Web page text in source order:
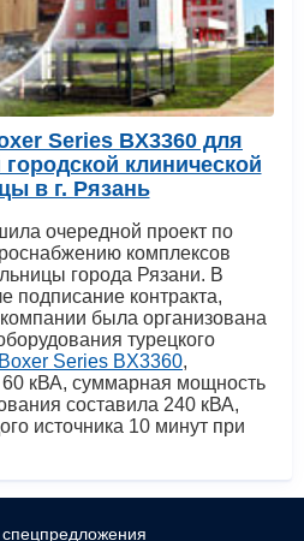
Series BX3360 для
клинической
в г. Рязань
очередной проект по
комплексов
города Рязани. В
подписание контракта,
была организована
турецкого
Series BX3360,
кВА, суммарная мощность
составила 240 кВА,
источника 10 минут при